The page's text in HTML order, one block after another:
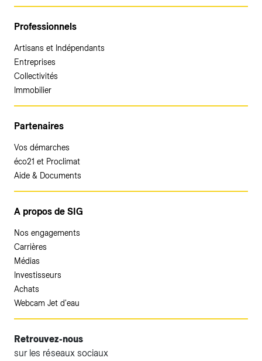
Professionnels
Artisans et Indépendants
Entreprises
Collectivités
Immobilier
Partenaires
Vos démarches
éco21 et Proclimat
Aide & Documents
A propos de SIG
Nos engagements
Carrières
Médias
Investisseurs
Achats
Webcam Jet d'eau
Retrouvez-nous
sur les réseaux sociaux
Accéder à votre espace client SIG.